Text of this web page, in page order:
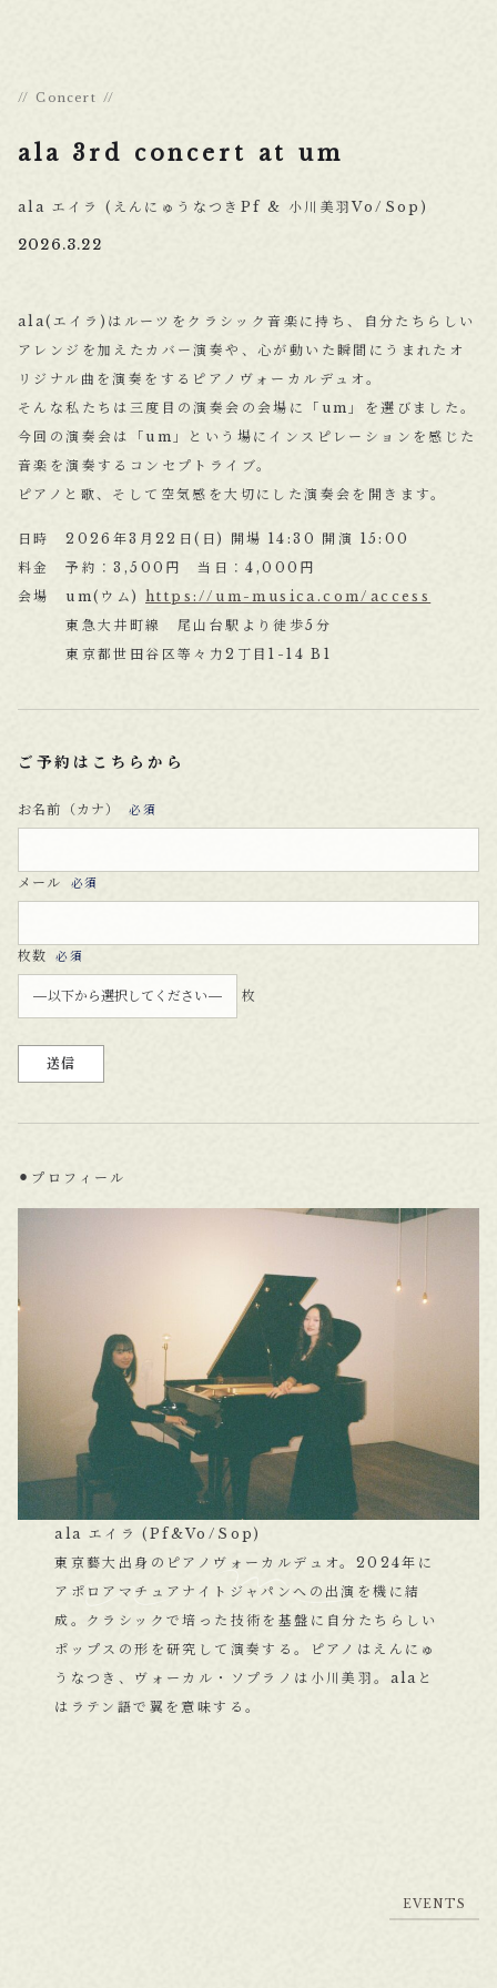
Concert
ala 3rd concert at um
ala エイラ (えんにゅうなつきPf & 小川美羽Vo/Sop)
2026.3.22
ala(エイラ)はルーツをクラシック音楽に持ち、自分たちらしい
アレンジを加えたカバー演奏や、心が動いた瞬間にうまれたオ
リジナル曲を演奏をするピアノヴォーカルデュオ。
そんな私たちは三度目の演奏会の会場に「um」を選びました。
今回の演奏会は「um」という場にインスピレーションを感じた
音楽を演奏するコンセプトライブ。
ピアノと歌、そして空気感を大切にした演奏会を開きます。
日時 2026年3月22日(日) 開場 14:30 開演 15:00
料金 予約：3,500円 当日：4,000円
会場 um(ウム) https://um-musica.com/access
東急大井町線 尾山台駅より徒歩5分
東京都世田谷区等々力2丁目1-14 B1
ご予約はこちらから
お名前（カナ） 必須
メール 必須
枚数 必須
枚
⚫︎プロフィール
ala エイラ (Pf&Vo/Sop)
東京藝大出身のピアノヴォーカルデュオ。2024年に
アポロアマチュアナイトジャパンへの出演を機に結
成。クラシックで培った技術を基盤に自分たちらしい
ポップスの形を研究して演奏する。ピアノはえんにゅ
うなつき、ヴォーカル・ソプラノは小川美羽。alaと
はラテン語で翼を意味する。
EVEN TS
EVENTS